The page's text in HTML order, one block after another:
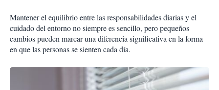
Mantener el equilibrio entre las responsabilidades diarias y el
cuidado del entorno no siempre es sencillo, pero pequeños
cambios pueden marcar una diferencia significativa en la forma
en que las personas se sienten cada día.